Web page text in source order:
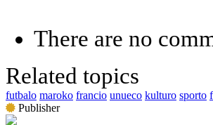
There are no
Related topics
futbalo maroko francio unueco kulturo sporto
Publisher